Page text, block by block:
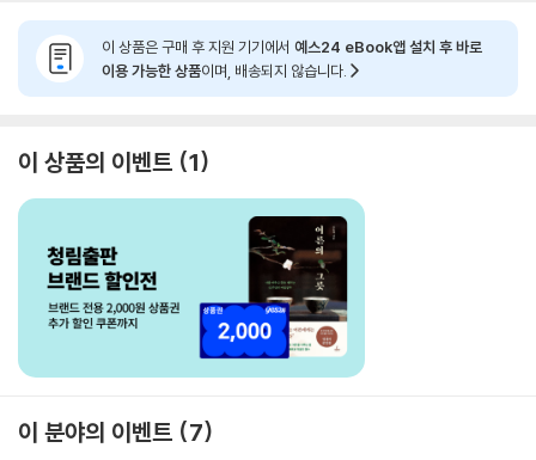
이 상품은 구매 후 지원 기기에서 예스24 eBook앱 설치 후 바로
이용 가능한 상품이며, 배송되지 않습니다.
이 상품의 이벤트 1
이 분야의 이벤트 7